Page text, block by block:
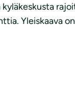
Yleiskaava